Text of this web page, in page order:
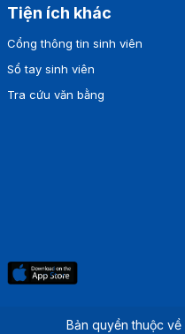
Tiện ích khác
Cổng thông tin sinh viên
Sổ tay sinh viên
Tra cứu văn bằng
Bản quyền thuộc về